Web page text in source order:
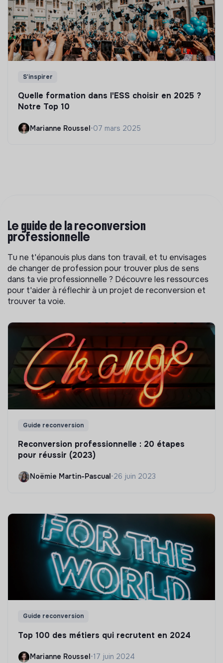
S'inspirer
Quelle formation dans l'ESS choisir en 2025 ?
Notre Top 10
Marianne Roussel•07 mars 2025
Le guide de la reconversion
professionnelle
Tu ne t'épanouis plus dans ton travail, et tu envisages
de changer de profession pour trouver plus de sens
dans ta vie professionnelle ? Découvre les ressources
pour t'aider à réflechir à un projet de reconversion et
trouver ta voie.
Guide reconversion
Reconversion professionnelle : 20 étapes
pour réussir (2023)
Noëmie Martin-Pascual •26 juin 2023
Guide reconversion
Top 100 des métiers qui recrutent en 2024
Marianne Roussel•17 juin 2024